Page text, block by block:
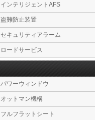
インテリジェントAFS
盗難防止装置
セキュリティアラーム
ロードサービス
パワーウィンドウ
オットマン機構
フルフラットシート